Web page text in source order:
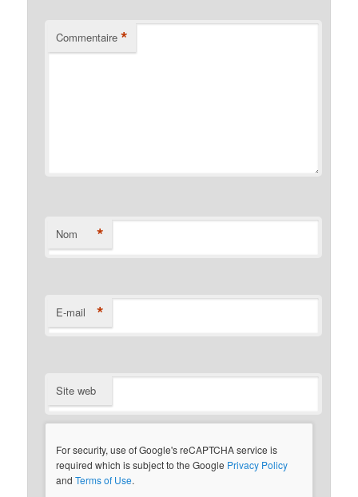
Commentaire *
Nom *
E-mail *
Site web
For security, use of Google's reCAPTCHA service is
required which is subject to the Google Privacy Policy
andTerms of Use.